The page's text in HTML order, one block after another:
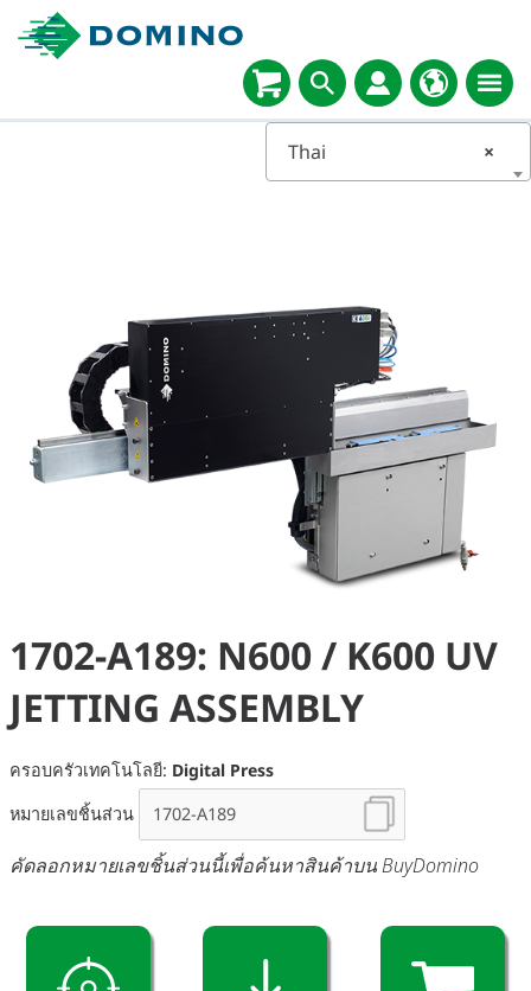
×
Thai
1702-A189: N600 / K600 UV
JETTING ASSEMBLY
ครอบครัวเทคโนโลยี: Digital Press
หมายเลขชิ้นส่วน
คัดลอกหมายเลขชิ้นส่วนนี้เพื่อค้นหาสินค้าบน BuyDomino